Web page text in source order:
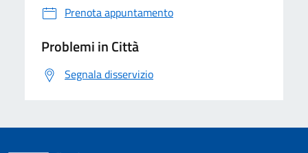
Prenota appuntamento
Problemi in Città
Segnala disservizio